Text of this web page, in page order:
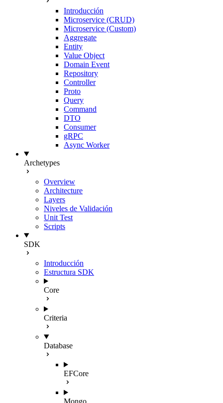
Introducción
Microservice (CRUD)
Microservice (Custom)
Aggregate
Entity
Value Object
Domain Event
Repository
Controller
Proto
Query
Command
DTO
Consumer
gRPC
Async Worker
Archetypes
Overview
Architecture
Layers
Niveles de Validación
Unit Test
Scripts
SDK
Introducción
Estructura SDK
Core
Criteria
Database
EFCore
Mongo